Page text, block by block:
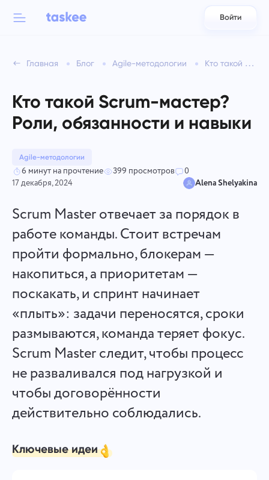
العربية
Azərbaycan
日本語
Deutsch
English
Español
Français
עברית
हिन्दी
Italiano
Войти
Главная Блог Agile-методологии Кто такой Scrum-мастер? Роли, обязанности и навыки
Кто такой Scrum-мастер?
Роли, обязанности и навыки
Agile-методологии
6 минут на прочтение 399 просмотров
0
17 декабря, 2024
Alena Shelyakina
Scrum Master отвечает за порядок в
работе команды. Стоит встречам
пройти формально, блокерам —
накопиться, а приоритетам —
поскакать, и спринт начинает
«плыть»: задачи переносятся, сроки
размываются, команда теряет фокус.
Scrum Master следит, чтобы процесс
не разваливался под нагрузкой и
чтобы договорённости
действительно соблюдались.
Ключевые идеи
Возможности Taskee
Узнайте о 7 вдохновляющих возможностях
Отслеживание времени
Отслеживайте время на задачи, контролируйте коллег и
добавляйте время вручную
Задачи
Создавайте задачи, работайте над ними с коллегами и
закрывайте их, когда они выполнены
Отчеты
Распределяйте ресурсы с помощью отчетов о
Доска канбан
Индустрии
Типы компаний